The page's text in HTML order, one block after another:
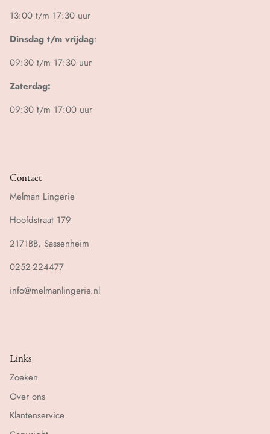
13:00 t/m 17:30 uur
Dinsdag t/m vrijdag:
09:30 t/m 17:30 uur
Zaterdag:
09:30 t/m 17:00 uur
Contact
Melman Lingerie
Hoofdstraat 179
2171BB, Sassenheim
0252-224477
info@melmanlingerie.nl
Links
Zoeken
Over ons
Klantenservice